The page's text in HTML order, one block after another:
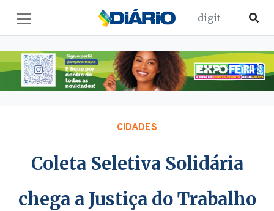
CIDADES
Coleta Seletiva Solidária
chega a Justiça do Trabalho